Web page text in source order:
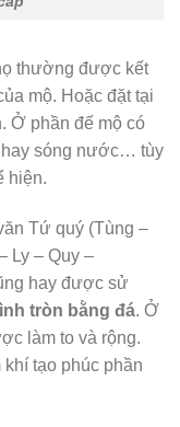
thường được kết
mộ. Hoặc đặt tại
Ở phần đế mộ có
hay sóng nước… tùy
hiện.
Tứ quý (Tùng –
Ly – Quy –
hay được sử
tròn bằng đá. Ở
làm to và rộng.
tạo phúc phần